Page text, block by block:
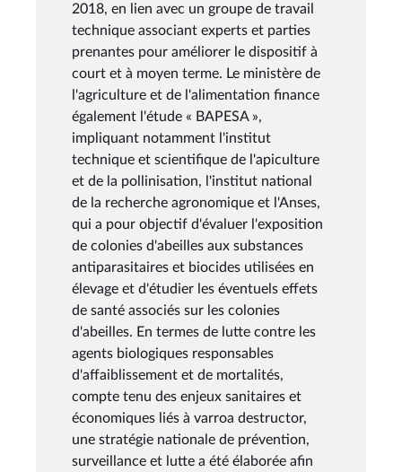
2018, en lien avec un groupe de travail
technique associant experts et parties
prenantes pour améliorer le dispositif à
court et à moyen terme. Le ministère de
l'agriculture et de l'alimentation finance
également l'étude « BAPESA »,
impliquant notamment l'institut
technique et scientifique de l'apiculture
et de la pollinisation, l'institut national
de la recherche agronomique et l'Anses,
qui a pour objectif d'évaluer l'exposition
de colonies d'abeilles aux substances
antiparasitaires et biocides utilisées en
élevage et d'étudier les éventuels effets
de santé associés sur les colonies
d'abeilles. En termes de lutte contre les
agents biologiques responsables
d'affaiblissement et de mortalités,
compte tenu des enjeux sanitaires et
économiques liés à varroa destructor,
une stratégie nationale de prévention,
surveillance et lutte a été élaborée afin